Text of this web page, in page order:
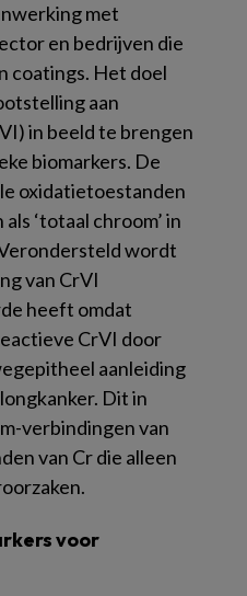
met
en bedrijven die
coatings. Het doel
aan
in beeld te brengen
biomarkers. De
oxidatietoestanden
‘totaal chroom’ in
wordt
van CrVI
heeft omdat
CrVI door
aanleiding
Dit in
verbindingen van
van Cr die alleen
voor